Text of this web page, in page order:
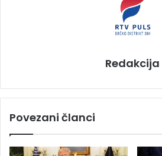
Redakcija
Povezani članci